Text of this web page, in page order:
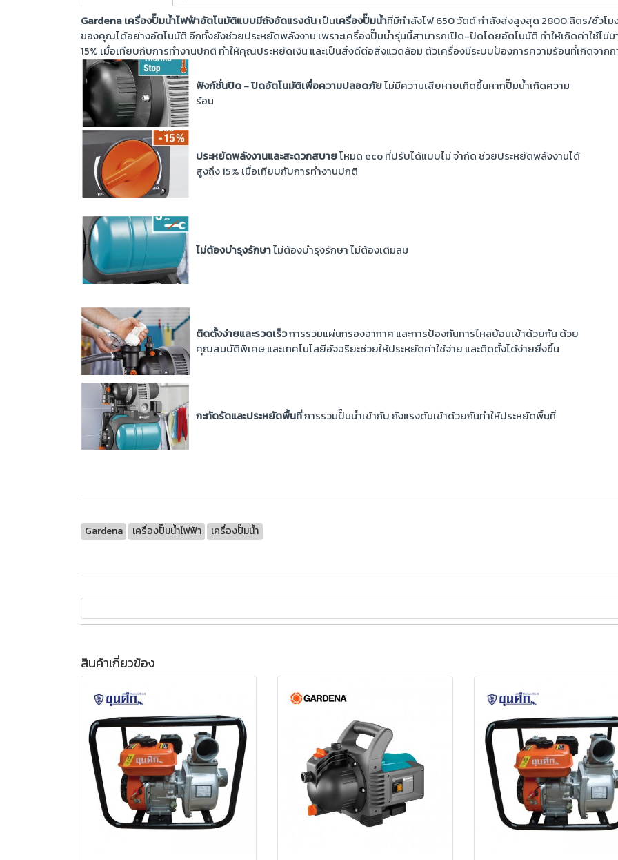
Gardena เครื่องปั๊มน้ำไฟฟ้าอัตโนมัติแบบมีถังอัดแรงดันเป็นเครื่องปั๊มน้ำที่มีกำลังไฟ 650 วัตต์ กำลังส่งสูงสุด 2800 ลิตร/ชั่วโ
ของคุณได้อย่างอัตโนมัติ อีกทั้งยังช่วยประหยัดพลังงาน เพราะเครื่องปั๊มน้ำรุ่นนี้สามารถเปิด-ปิดโดยอัตโนมัติ ทำให้เกิดค่าใช้ไม่
15% เมื่อเทียบกับการทำงานปกติ ทำให้คุณประหยัดเงิน และเป็นสิ่งดีต่อสิ่งแวดล้อม ตัวเครื่องมีระบบป้องการความร้อนที่เกิดจากก
ฟังก์ชั่นปิด - ปิดอัตโนมัติเพื่อความปลอดภัยไม่มีความเสียหายเกิดขึ้นหากปั๊มน้ำเกิดความ
ร้อน
ประหยัดพลังงานและสะดวกสบายโหมด eco ที่ปรับได้แบบไม่ จำกัด ช่วยประหยัดพลังงานได้
สูงถึง 15% เมื่อเทียบกับการทำงานปกติ
ไม่ต้องบำรุงรักษาไม่ต้องบำรุงรักษา ไม่ต้องเติมลม
ติดตั้งง่ายและรวดเร็วการรวมแผ่นกรองอากาศ และการป้องกันการไหลย้อนเข้าด้วยกัน ด้วย
คุณสมบัติพิเศษ และเทคโนโลยีอัจฉริยะช่วยให้ประหยัดค่าใช้จ่าย และติดตั้งได้ง่ายยิ่งขึ้น
กะทัดรัดและประหยัดพื้นที่การรวมปั๊มน้ำเข้ากับ ถังแรงดันเข้าด้วยกันทำให้ประหยัดพื้นที่
Gardena เครื่องปั๊มน้ำไฟฟ้า เครื่องปั๊มน้ำ
สินค้าเกี่ยวข้อง